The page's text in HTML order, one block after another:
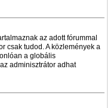
az adott fórummal
csak tudod. A közlemények a
a globális
adminisztrátor adhat